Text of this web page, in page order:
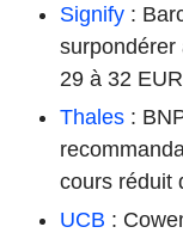
Signify :
surpondérer
29 à 32
Thales :
cours réduit
UCB :